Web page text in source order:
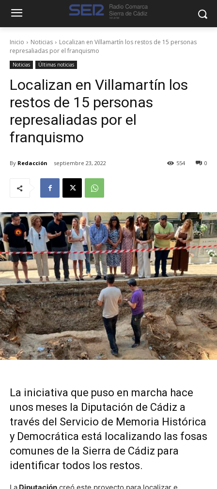
Inicio Noticias
Localizan en Villamartín los restos de 15 personas
represaliadas por el franquismo
Noticias Últimas noticias
Localizan en Villamartín los
restos de 15 personas
represaliadas por el
franquismo
By Redacción septiembre 23, 2022 0
554
La iniciativa que puso en marcha hace
unos meses la Diputación de Cádiz a
través del Servicio de Memoria Histórica
y Democrática está localizando las fosas
comunes de la Sierra de Cádiz para
identificar todos los restos.